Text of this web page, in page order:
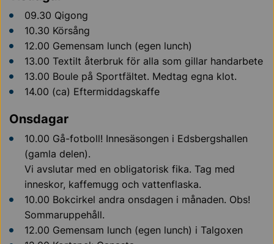
09.30 Qigong
10.30 Körsång
12.00 Gemensam lunch (egen lunch)
13.00 Textilt återbruk för alla som gillar handarbete
13.00 Boule på Sportfältet. Medtag egna klot.
14.00 (ca) Eftermiddagskaffe
Onsdagar
10.00 Gå-fotboll! Innesäsongen i Edsbergshallen
(gamla delen).
Vi avslutar med en obligatorisk fika. Tag med
inneskor, kaffemugg och vattenflaska.
10.00 Bokcirkel andra onsdagen i månaden. Obs!
Sommaruppehåll.
12.00 Gemensam lunch (egen lunch) i Talgoxen